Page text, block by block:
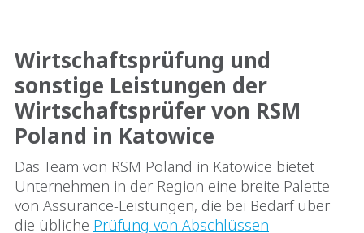
Wirtschaftsprüfung und
sonstige Leistungen der
Wirtschaftsprüfer von RSM
Poland in Katowice
Das Team von RSM Poland in Katowice bietet
Unternehmen in der Region eine breite Palette
von Assurance-Leistungen, die bei Bedarf über
die übliche Prüfung von Abschlüssen